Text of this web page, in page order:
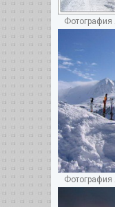
Фотография
Фотография